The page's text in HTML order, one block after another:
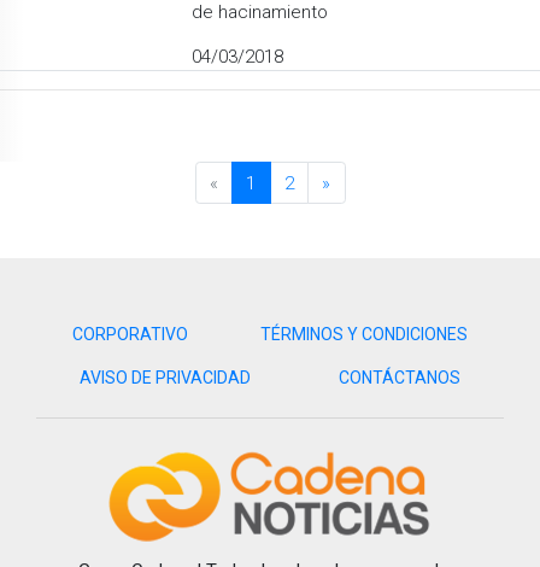
de hacinamiento
04/03/2018
« 1 2 »
CORPORATIVO TÉRMINOS Y CONDICIONES
AVISO DE PRIVACIDAD CONTÁCTANOS